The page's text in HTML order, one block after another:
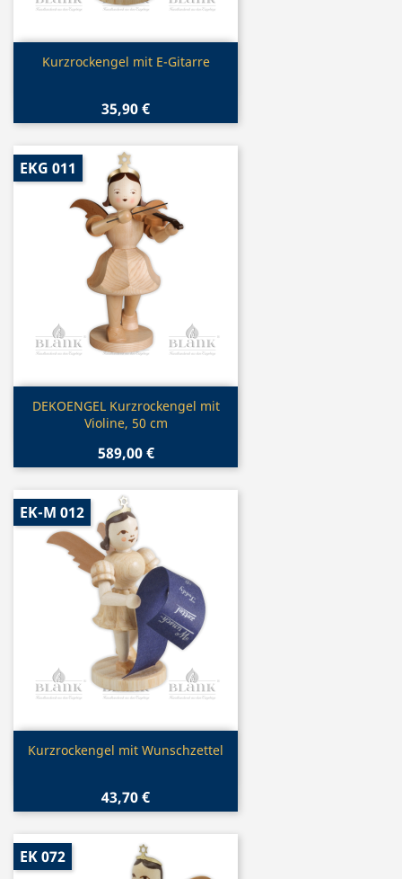
Vorschau
Kurzrockengel mit E-Gitarre
35,90 €
Vorschau
DEKOENGEL Kurzrockengel mit
Violine, 50 cm
589,00 €
EKG 011
Vorschau
Kurzrockengel mit Wunschzettel
43,70 €
EK-M 012
EK 072